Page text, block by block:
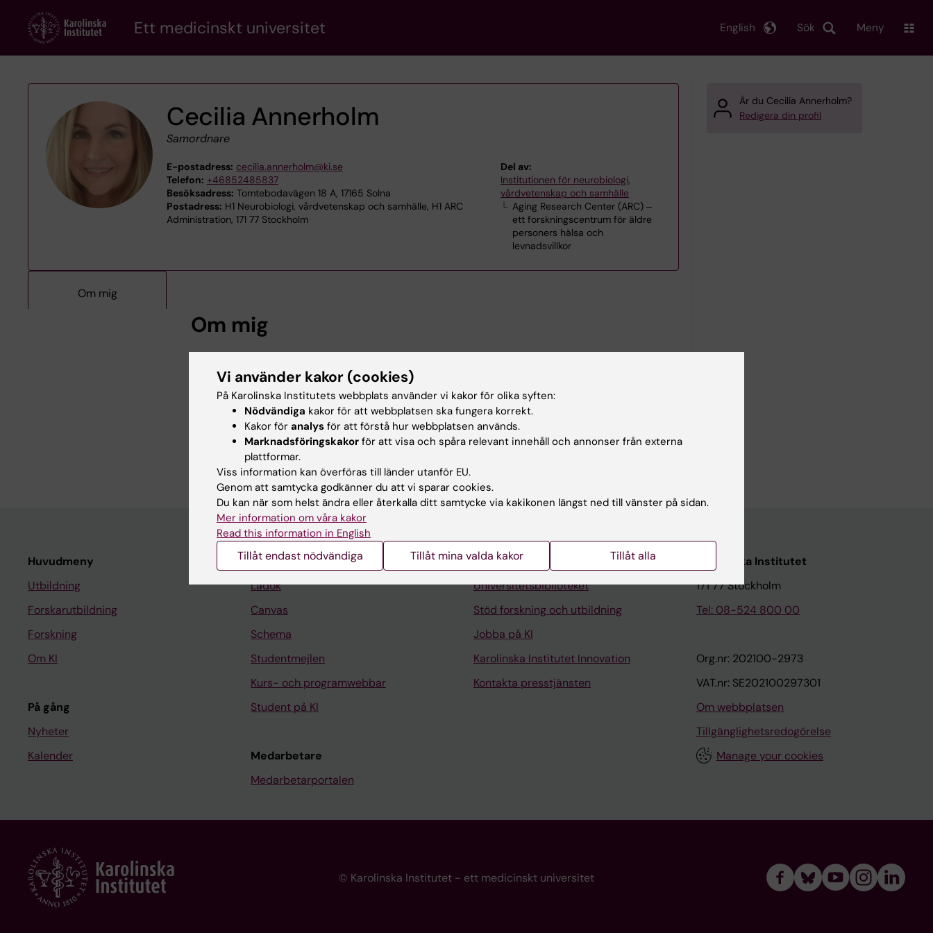
content
Ett medicinskt universitet Sök
English Meny
Cecilia Annerholm
Samordnare
E-postadress: cecilia.annerholm@ki.se
Telefon: +46852485837
Besöksadress: Tomtebodavägen 18 A, 17165 Solna
Postadress: H1 Neurobiologi, vårdvetenskap och samhälle, H1 ARC
Administration, 171 77 Stockholm
Del av:
Institutionen för neurobiologi,
vårdvetenskap och samhälle
Aging Research Center (ARC) ‒
ett forskningscentrum för äldre
personers hälsa och
levnadsvillkor
Om mig
Om mig
ingår i ledningsgrupp och intern styrelse, och medverkar även vid ARC:s
externa styrelsemöten där jag presenterar budget och utfall.
Mina övriga arbetsuppgifter inkluderar bidragshantering,
projektuppföljning, ekonomiska återrapporteringar och hantering av dagliga
ekonomiärenden. Kontakta mig gärna om du behöver hjälp inom dessa
Är du Cecilia Annerholm?
Redigera din profil
Huvudmeny
Utbildning
Forskarutbildning
Forskning
Om KI
På gång
Nyheter
Kalender
Student
Ladok
Canvas
Schema
Studentmejlen
Kurs- och programwebbar
Student på KI
Medarbetare
Medarbetarportalen
Kontakta och besök KI
Universitetsbiblioteket
Stöd forskning och utbildning
Jobba på KI
Karolinska Institutet Innovation
Kontakta presstjänsten
Karolinska Institutet
171 77 Stockholm
Tel: 08-524 800 00
Org.nr: 202100-2973
VAT.nr: SE202100297301
Om webbplatsen
Tillgänglighetsredogörelse
Manage your cookies
© Karolinska Institutet - ett medicinskt universitet
Vi använder kakor (cookies)
På Karolinska Institutets webbplats använder vi kakor för olika syften:
Nödvändiga kakor för att webbplatsen ska fungera korrekt.
Kakor för analys för att förstå hur webbplatsen används.
Marknadsföringskakor för att visa och spåra relevant innehåll och annonser från externa
plattformar.
Viss information kan överföras till länder utanför EU.
Genom att samtycka godkänner du att vi sparar cookies.
Du kan när som helst ändra eller återkalla ditt samtycke via kakikonen längst ned till vänster på sidan.
Mer information om våra kakor
Read this information in English
Tillåt endast nödvändiga Tillåt mina valda kakor Tillåt alla